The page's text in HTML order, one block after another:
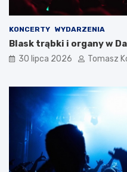
KONCERTY WYDARZENIA
Blask trąbki i organy w
30 lipca 2026 Tomasz